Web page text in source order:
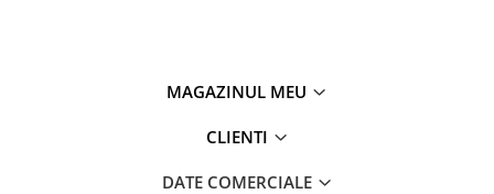
MAGAZINUL MEU
CLIENTI
DATE COMERCIALE